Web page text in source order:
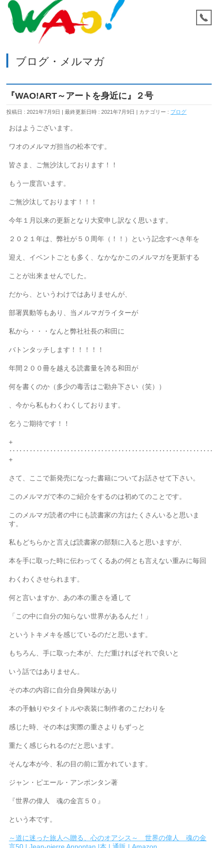
ブログ・メルマガ
『WAO!ART～アートを身近に』２号
投稿日 : 2021年7月9日 最終更新日時 : 2021年7月9日 カテゴリー : ブログ
おはようございます。
ワオのメルマガ担当の松本です。
皆さま、ご無沙汰しております！！
もう一度言います。
ご無沙汰しております！！！
今年１月以来の更新となり大変申し訳なく思います。
２０２１年は、弊社が５０周年（！！）という記念すべき年を
迎え、イベントごとも多く、なかなかこのメルマガを更新する
ことが出来ませんでした。
だから、というわけではありませんが、
部署異動等もあり、当メルマガライターが
私から・・・なんと弊社社長の和田に
バトンタッチします！！！！！
年間２００冊を越える読書量を誇る和田が
何を書くのか（多少の毒舌はご勘弁下さい（笑））
、今から私もわくわくしております。
乞うご期待です！！
+
+
さて、ここで新発売になった書籍についてお話させて下さい。
このメルマガで本のご紹介をするのは初めてのことです。
このメルマガ読者の中にも読書家の方はたくさんいると思いま
す。
私もどちらかと言えば読書家の部類に入ると思いますが、
本を手に取った時に伝わってくるあの何とも言えない重みに毎回
わくわくさせられます。
何と言いますか、あの本の重さを通して
「この中に自分の知らない世界があるんだ！」
というトキメキを感じているのだと思います。
もちろん、手に取った本が、ただ重ければそれで良いと
いう話ではありません。
その本の内容に自分自身興味があり
本の手触りやタイトルや表装に制作者のこだわりを
感じた時、その本は実際の重さよりもずっと
重たく感じられるのだと思います。
そんな本が今、私の目の前に置かれています。
ジャン・ピエール・アンポンタン著
『世界の偉人 魂の金言５０』
という本です。
～道に迷った旅人へ贈る、心のオアシス～ 世界の偉人 魂の金